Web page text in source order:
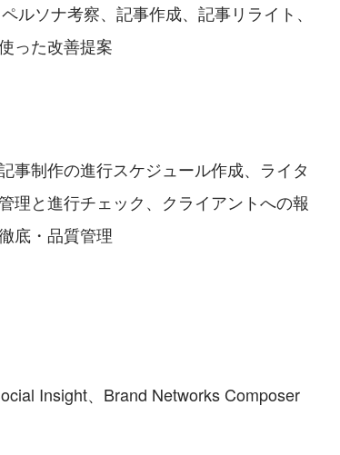
ルソナ考察、記事作成、記事リライト、
った改善提案
事制作の進行スケジュール作成、ライタ
理と進行チェック、クライアントへの報
底・品質管理
Insight、Brand Networks Composer